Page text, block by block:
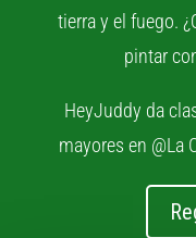
tierra y el fuego.
pintar
HeyJuddy da
mayores en @La